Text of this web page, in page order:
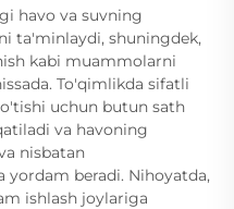
havo va suvning
ta'minlaydi, shuningdek,
kabi muammolarni
To'qimlikda sifatli
uchun butun sath
va havoning
nisbatan
beradi. Nihoyatda,
ishlash joylariga